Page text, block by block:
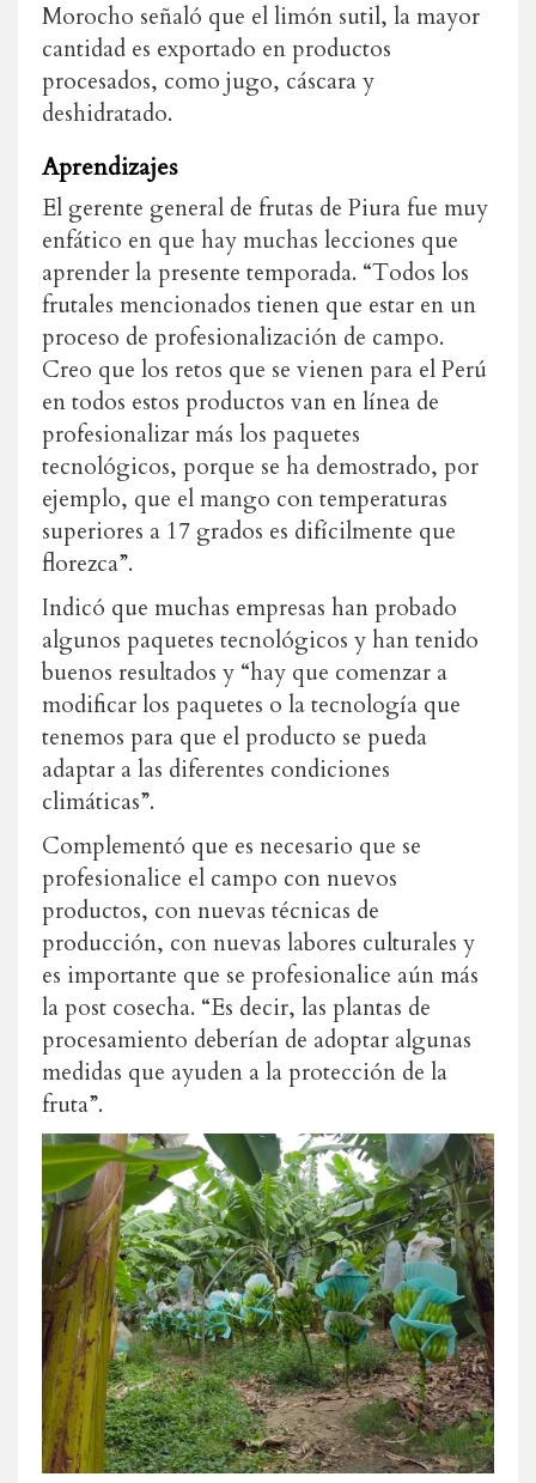
Morocho señaló que el limón sutil, la mayor
cantidad es exportado en productos
procesados, como jugo, cáscara y
deshidratado.
Aprendizajes
El gerente general de frutas de Piura fue muy
enfático en que hay muchas lecciones que
aprender la presente temporada. “Todos los
frutales mencionados tienen que estar en un
proceso de profesionalización de campo.
Creo que los retos que se vienen para el Perú
en todos estos productos van en línea de
profesionalizar más los paquetes
tecnológicos, porque se ha demostrado, por
ejemplo, que el mango con temperaturas
superiores a 17 grados es difícilmente que
florezca”.
Indicó que muchas empresas han probado
algunos paquetes tecnológicos y han tenido
buenos resultados y “hay que comenzar a
modificar los paquetes o la tecnología que
tenemos para que el producto se pueda
adaptar a las diferentes condiciones
climáticas”.
Complementó que es necesario que se
profesionalice el campo con nuevos
productos, con nuevas técnicas de
producción, con nuevas labores culturales y
es importante que se profesionalice aún más
la post cosecha. “Es decir, las plantas de
procesamiento deberían de adoptar algunas
medidas que ayuden a la protección de la
fruta”.